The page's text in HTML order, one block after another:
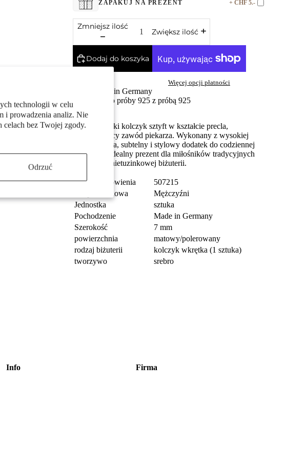
technologii w celu
i prowadzenia analiz. Nie
bez Twojej zgody.
Odrzuć
ZAPAKUJ NA PREZENT + CHF 5.-
Zmniejsz ilość
Zwiększ ilość
Dodaj do koszyka
Więcej opcji płatności
Made in Germany
Srebro próby 925 z próbą 925
Srebrny męski kolczyk sztyft w kształcie precla,
symbolizujący zawód piekarza. Wykonany z wysokiej
jakości srebra, subtelny i stylowy dodatek do codziennej
garderoby. Idealny prezent dla miłośników tradycyjnych
zawodów i nietuzinkowej biżuterii.
numer zamówienia
507215
Grupa docelowa
Mężczyźni
Jednostka
sztuka
Pochodzenie
Made in Germany
Szerokość
7 mm
powierzchnia
matowy/polerowany
rodzaj biżuterii
kolczyk wkrętka (1 sztuka)
tworzywo
srebro
Info Firma